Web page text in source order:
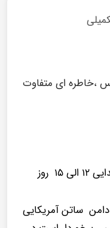
،خاطره ای متفاوت
زمان اجرای دامن یلدایی ۱۲ الی ۱۵ روز
ساتن آمریکایی